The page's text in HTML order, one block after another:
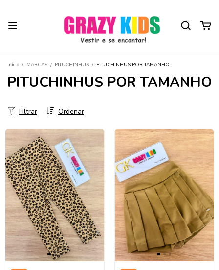
Início / MARCAS / PITUCHINHUS / PITUCHINHUS POR TAMANHO
PITUCHINHUS POR TAMANHO
Ordenar
Filtrar